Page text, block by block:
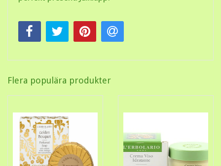
Flera populära produkter